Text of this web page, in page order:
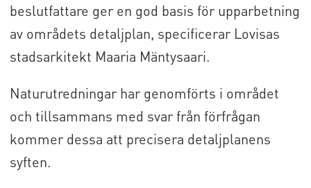
beslutfattare ger en god basis för upparbetning
av områdets detaljplan, specificerar Lovisas
stadsarkitekt Maaria Mäntysaari.
Naturutredningar har genomförts i området
och tillsammans med svar från förfrågan
kommer dessa att precisera detaljplanens
syften.